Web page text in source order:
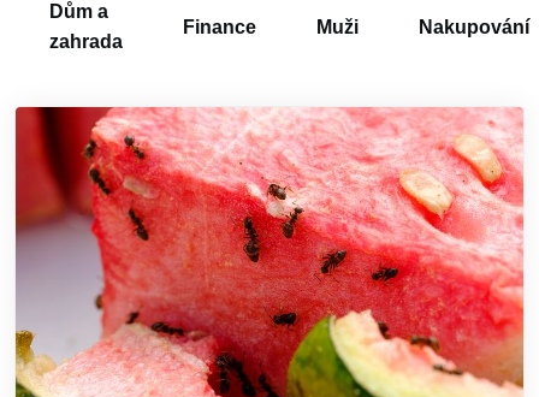
Dům a
zahrada
Finance Muži Nakupování